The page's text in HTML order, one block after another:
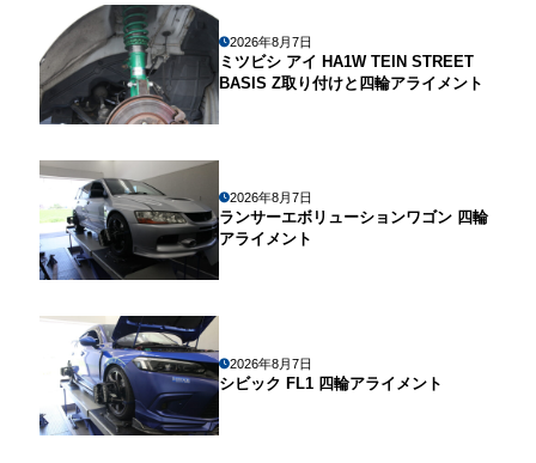
2026年8月7日
ミツビシ アイ HA1W TEIN STREET
BASIS Z取り付けと四輪アライメント
2026年8月7日
ランサーエボリューションワゴン 四輪
アライメント
2026年8月7日
シビック FL1 四輪アライメント